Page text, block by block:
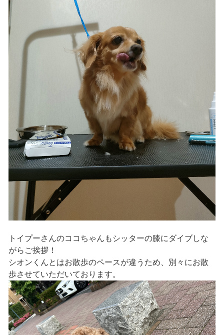
トイプーさんのココちゃんもシッターの膝にダイブしな
がらご挨拶！
シオンくんとはお散歩のペースが違うため、別々にお散
歩させていただいております。